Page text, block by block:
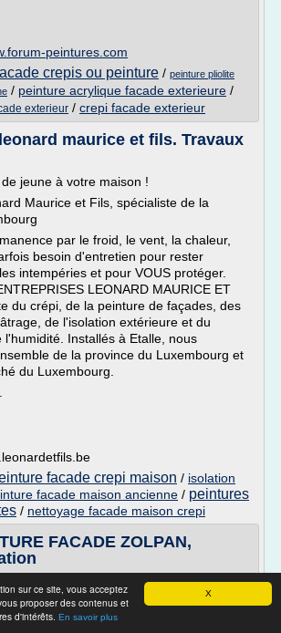
X
sur ce site, vous acceptez
proposer des contenus et
d'intérêts. En savoir plus
peintures.com
crepis ou peinture / peinture pliolite
/ peinture acrylique facade exterieure /
exterieur / crepi facade exterieur
maurice et fils. Travaux
jeune à votre maison !
Maurice et Fils, spécialiste de la
par le froid, le vent, la chaleur,
besoin d'entretien pour rester
intempéries et pour VOUS protéger.
LEONARD MAURICE ET
du crépi, de la peinture de façades, des
de l'isolation extérieure et du
l'humidité. Installés à Etalle, nous
de la province du Luxembourg et
du Luxembourg.
facade crepi maison / isolation
facade maison ancienne / peintures
/ nettoyage facade maison crepi
FACADE ZOLPAN,
peinture facade zolpan
de peinture et distributeur de peintures